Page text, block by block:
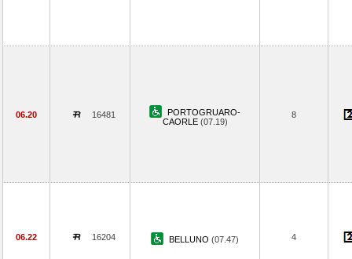
06.20 16481
PORTOGRUARO-
CAORLE (07.19)
8
06.22 16204 BELLUNO (07.47) 4